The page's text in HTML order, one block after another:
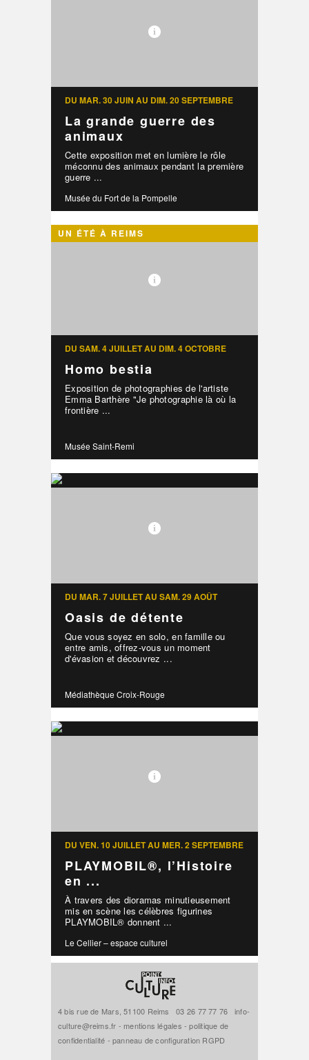
DU MAR. 30 JUIN AU DIM. 20 SEPTEMBRE
La grande guerre des
animaux
Cette exposition met en lumière le rôle
méconnu des animaux pendant la première
guerre ...
Musée du Fort de la Pompelle
UN ÉTÉ À REIMS
DU SAM. 4 JUILLET AU DIM. 4 OCTOBRE
Homo bestia
Exposition de photographies de l'artiste
Emma Barthère "Je photographie là où la
frontière ...
Musée Saint-Remi
DU MAR. 7 JUILLET AU SAM. 29 AOÛT
Oasis de détente
Que vous soyez en solo, en famille ou
entre amis, offrez-vous un moment
d'évasion et découvrez ...
Médiathèque Croix-Rouge
DU VEN. 10 JUILLET AU MER. 2 SEPTEMBRE
PLAYMOBIL®, l’Histoire
en ...
À travers des dioramas minutieusement
mis en scène les célèbres figurines
PLAYMOBIL® donnent ...
Le Cellier – espace culturel
4 bis rue de Mars, 51100 Reims03 26 77 77 76
info-
culture@reims.fr -mentions légales -politique de
confidentialité - panneau de configuration RGPD